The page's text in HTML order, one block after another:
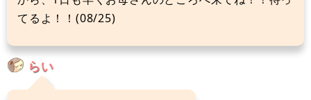
てるよ！！(08/25)
らい